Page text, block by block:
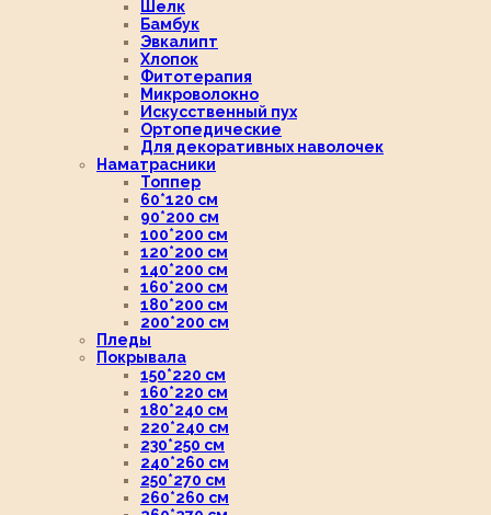
Шелк
Бамбук
Эвкалипт
Хлопок
Фитотерапия
Микроволокно
Искусственный пух
Ортопедические
Для декоративных наволочек
Наматрасники
Топпер
60*120 см
90*200 см
100*200 см
120*200 см
140*200 см
160*200 см
180*200 см
200*200 см
Пледы
Покрывала
150*220 см
160*220 см
180*240 см
220*240 см
230*250 см
240*260 см
250*270 см
260*260 см